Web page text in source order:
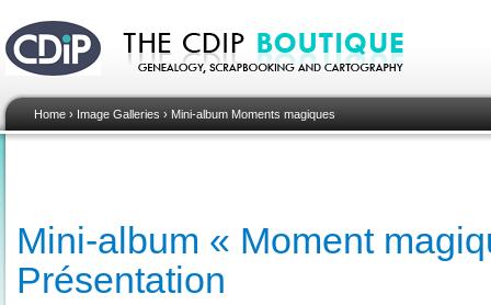
Home › Image Galleries › Mini-album Moments magiques
Mini-album « Moment
Présentation